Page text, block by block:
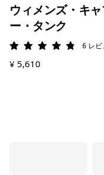
ウィメンズ・キ
ー・タンク
評価: 4.8 / 5
6 レビ
¥ 5,610